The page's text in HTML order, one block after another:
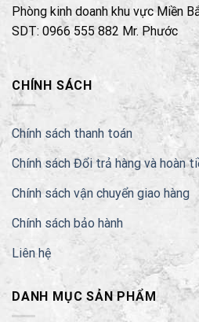
Phòng kinh doanh khu vực Miền
SDT: 0966 555 882 Mr. Phước
CHÍNH SÁCH
Chính sách thanh toán
Chính sách Đổi trả hàng và hoàn
Chính sách vận chuyển giao hàng
Chính sách bảo hành
Liên hệ
DANH MỤC SẢN PHẨM